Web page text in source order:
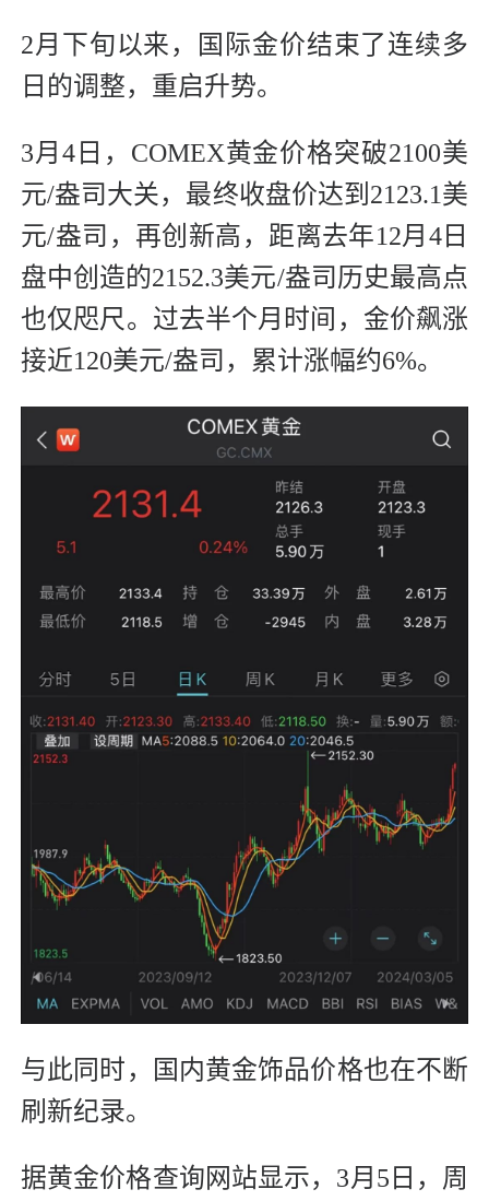
2月下旬以来，国际金价结束了连续多
日的调整，重启升势。
3月4日，COMEX黄金价格突破2100美
元/盎司大关，最终收盘价达到2123.1美
元/盎司，再创新高，距离去年12月4日
盘中创造的2152.3美元/盎司历史最高点
也仅咫尺。过去半个月时间，金价飙涨
接近120美元/盎司，累计涨幅约6%。
与此同时，国内黄金饰品价格也在不断
刷新纪录。
据黄金价格查询网站显示，3月5日，周